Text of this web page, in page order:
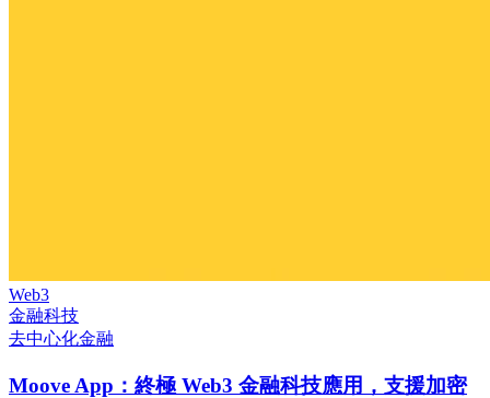
Web3
金融科技
去中心化金融
Moove App：終極 Web3 金融科技應用，支援加密